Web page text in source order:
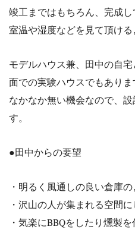
竣工まではもちろん、完成
室温や湿度などを見て頂ける
モデルハウス兼、田中の自
面での実験ハウスでもありま
なかなか無い機会なので、
す。
●田中からの要望
・明るく風通しの良い倉庫
・沢山の人が集まれる空間に
・気楽にBBQをしたり燻製を